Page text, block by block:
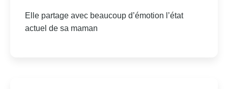
Elle partage avec beaucoup d’émotion l’état
actuel de sa maman